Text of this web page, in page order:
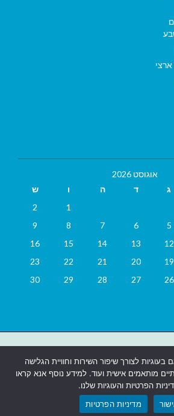
אוגוסט 2026
ג ד ה ו
ש
1
2
5
6
7
8
9
12
13
14
15
16
19
20
21
22
23
26
27
28
29
30
אתרים בבאר שבע|
לצורך שיפור השירות וחוויית הגלישה
מותאמים אישית ועוד. למידע נוסף אנא קראו
הפרטיות והעוגיות שלנו.
מדיניות הפרטיות